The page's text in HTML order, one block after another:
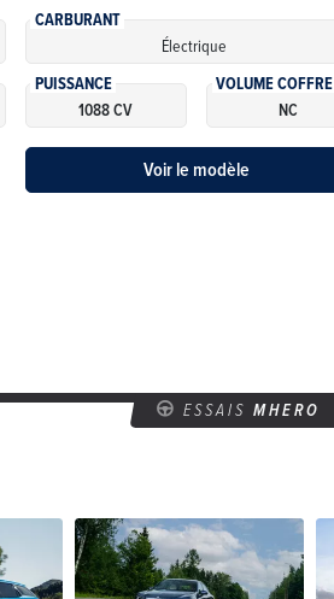
CARBURANT
Électrique
PUISSANCE
1088 CV
VOLUME COFFRE
NC
Voir le modèle
ESSAIS MHERO